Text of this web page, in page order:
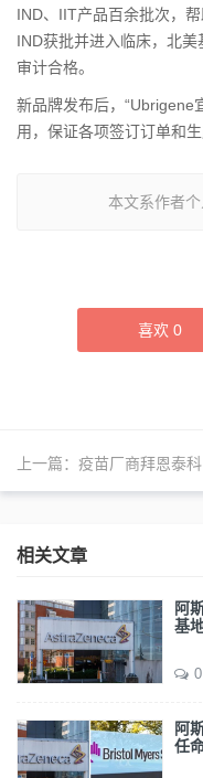
IND、IIT产品百余批次，
IND获批并进入临床，北
审计合格。
新品牌发布后，“Ubrigene
用，保证各项签订订单和
本文系作者
喜欢 0
上一篇： 疫苗厂商拜恩泰科营收下降95%；日企退出中药企业紫光辰济股东行列；GSK诉辉瑞疫苗专利侵权 | 日报
相关文章
阿
基
0
阿
任